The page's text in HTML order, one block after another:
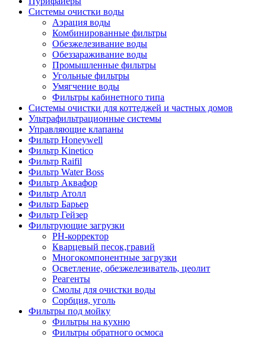
Системы очистки воды
Аэрация воды
Комбинированные фильтры
Обезжелезивание воды
Обеззараживание воды
Промышленные фильтры
Угольные фильтры
Умягчение воды
Фильтры кабинетного типа
Системы очистки для коттеджей и частных домов
Ультрафильтрационные системы
Управляющие клапаны
Фильтр Honeywell
Фильтр Kinetico
Фильтр Raifil
Фильтр Water Boss
Фильтр Аквафор
Фильтр Атолл
Фильтр Барьер
Фильтр Гейзер
Фильтрующие загрузки
PH-корректор
Кварцевый песок,гравий
Многокомпонентные загрузки
Осветление, обезжелезиватель, цеолит
Реагенты
Смолы для очистки воды
Сорбция, уголь
Фильтры под мойку
Фильтры на кухню
Фильтры обратного осмоса